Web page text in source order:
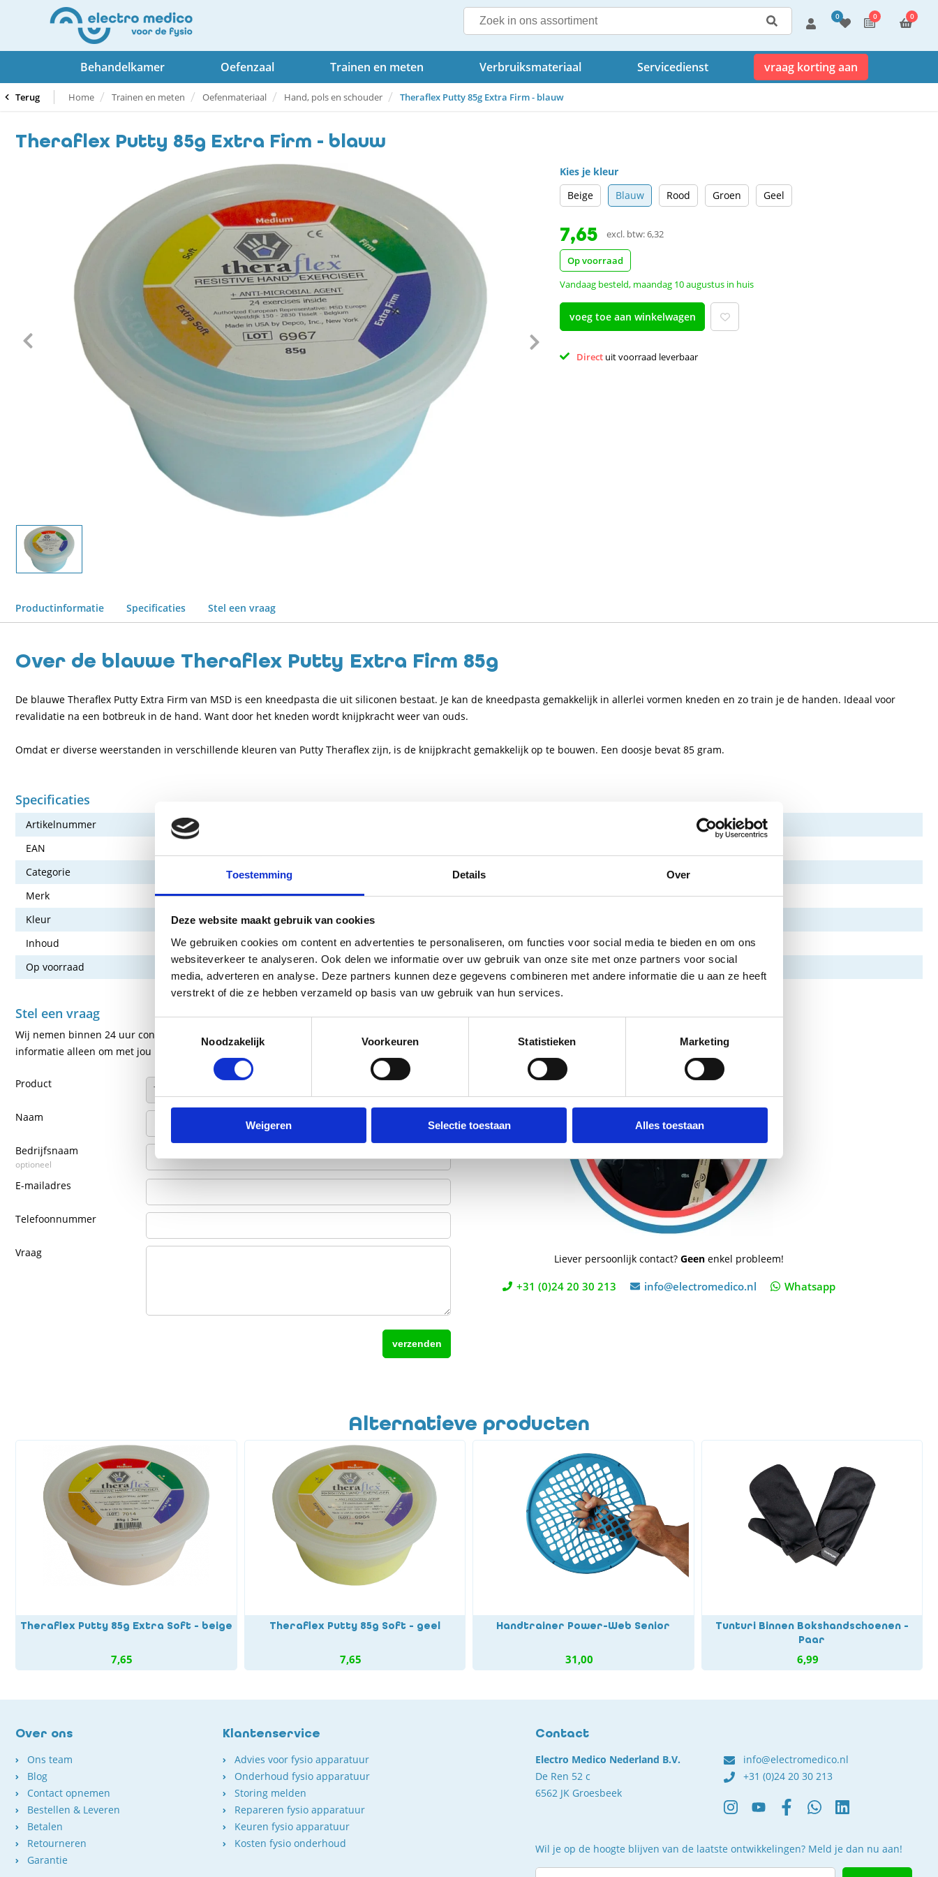
Toestemming Details Over
Deze website maakt gebruik van cookies
We gebruiken cookies om content en advertenties te personaliseren, om functies voor social media te bieden en om ons
websiteverkeer te analyseren. Ook delen we informatie over uw gebruik van onze site met onze partners voor social
media, adverteren en analyse. Deze partners kunnen deze gegevens combineren met andere informatie die u aan ze heeft
verstrekt of die ze hebben verzameld op basis van uw gebruik van hun services.
Noodzakelijk
Voorkeuren Statistieken Marketing
Weigeren Selectie toestaan Alles toestaan
0 0 0
Behandelkamer Oefenzaal Trainen en meten Verbruiksmateriaal Servicedienst vraag korting aan
Terug Home Trainen en meten Oefenmateriaal Hand, pols en schouder Theraflex Putty 85g Extra Firm - blauw
Theraflex Putty 85g Extra Firm - blauw
Kies je kleur
Beige
Blauw Rood Groen Geel
7,65 excl. btw: 6,32
Op voorraad
Vandaag besteld, maandag 10 augustus in huis
voeg toe aan winkelwagen
Direct uit voorraad leverbaar
Productinformatie Specificaties Stel een vraag
Over de blauwe Theraflex Putty Extra Firm 85g
De blauwe Theraflex Putty Extra Firm van MSD is een kneedpasta die uit siliconen bestaat. Je kan de kneedpasta gemakkelijk in allerlei vormen kneden en zo train je de handen. Ideaal voor
revalidatie na een botbreuk in de hand. Want door het kneden wordt knijpkracht weer van ouds.
Omdat er diverse weerstanden in verschillende kleuren van Putty Theraflex zijn, is de knijpkracht gemakkelijk op te bouwen. Een doosje bevat 85 gram.
Specificaties
Artikelnummer
EAN
Categorie
Oefenmateriaal - Hand, pols en schouder
Merk
Theraflex
Kleur
Blauw
Inhoud
85 gram
Op voorraad
Ja
Stel een vraag
Wij nemen binnen 24 uur contact met je op via de e-mail of telefoon. We gebruiken je
informatie alleen om met jou in contact te komen.
Product
Naam
Bedrijfsnaam
optioneel
E-mailadres
Telefoonnummer
Vraag Liever persoonlijk contact? Geenenkel probleem!
+31 (0)24 20 30 213 info@electromedico.nl Whatsapp
Alternatieve producten
Theraflex Putty 85g Extra Soft - beige
7,65
Theraflex Putty 85g Soft - geel
7,65
Handtrainer Power-Web Senior
31,00
Tunturi Binnen Bokshandschoenen -
Paar
6,99
Over ons
Ons team
Blog
Contact opnemen
Bestellen & Leveren
Betalen
Retourneren
Garantie
Klantenservice
Advies voor fysio apparatuur
Onderhoud fysio apparatuur
Storing melden
Repareren fysio apparatuur
Keuren fysio apparatuur
Kosten fysio onderhoud
Contact
Electro Medico Nederland B.V.
De Ren 52 c
6562 JK Groesbeek
info@electromedico.nl
+31 (0)24 20 30 213
Wil je op de hoogte blijven van de laatste ontwikkelingen? Meld je dan nu aan!